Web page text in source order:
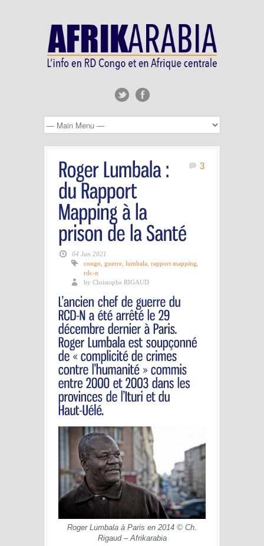
3
04 Jan 2021
congo guerre lumbala rapport mapping
rdc-n
by Christophe RIGAUD
Roger Lumbala à Paris en 2014 © Ch.
Rigaud – Afrikarabia